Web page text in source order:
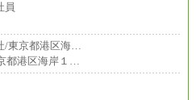
員
/東京都港区海…
都港区海岸１…